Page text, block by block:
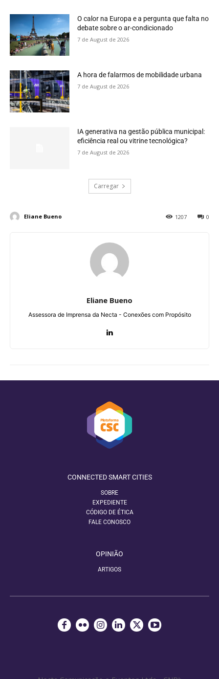
O calor na Europa e a pergunta que falta no
debate sobre o ar-condicionado
7 de August de 2026
A hora de falarmos de mobilidade urbana
7 de August de 2026
IA generativa na gestão pública municipal:
eficiência real ou vitrine tecnológica?
7 de August de 2026
Carregar
Eliane Bueno 0
1207
Eliane Bueno
Assessora de Imprensa da Necta - Conexões com Propósito
CONNECTED SMART CITIES
SOBRE
EXPEDIENTE
CÓDIGO DE ÉTICA
FALE CONOSCO
OPINIÃO
ARTIGOS